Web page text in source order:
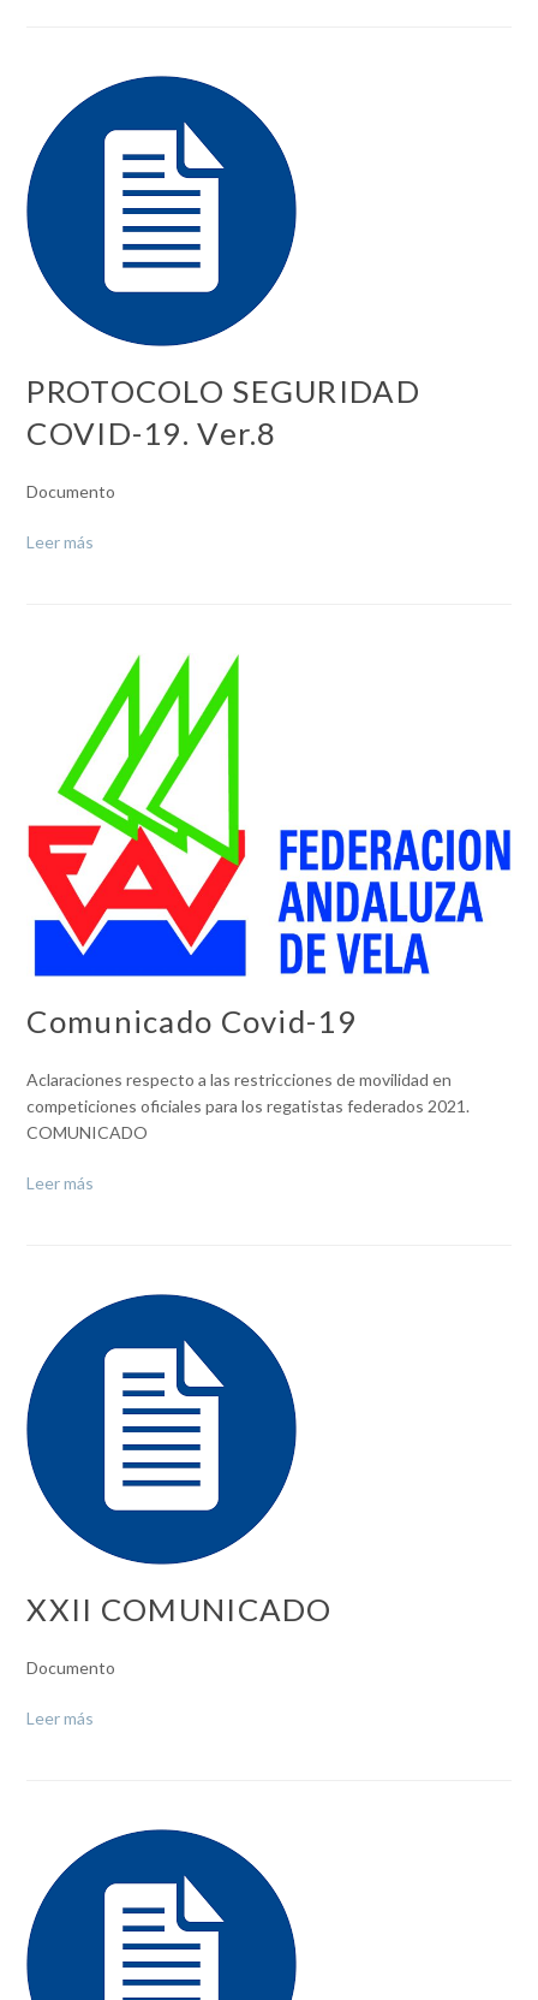
PROTOCOLO SEGURIDAD
COVID-19. Ver.8
Documento
Leer más
Comunicado Covid-19
Aclaraciones respecto a las restricciones de movilidad en
competiciones oficiales para los regatistas federados 2021.
COMUNICADO
Leer más
XXII COMUNICADO
Documento
Leer más